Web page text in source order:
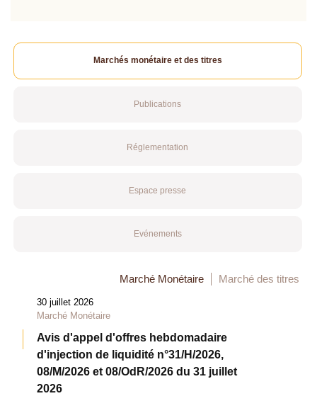
Marchés monétaire et des titres
Publications
Réglementation
Espace presse
Evénements
Marché Monétaire Marché des titres
30 juillet 2026
Marché Monétaire
Avis d'appel d'offres hebdomadaire
d'injection de liquidité n°31/H/2026,
08/M/2026 et 08/OdR/2026 du 31 juillet
2026